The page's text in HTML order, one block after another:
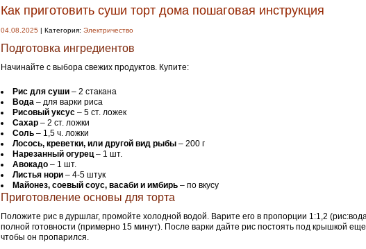
Как приготовить суши торт дома пошаговая инструкция
04.08.2025 | Категория: Электричество
Подготовка ингредиентов
Начинайте с выбора свежих продуктов. Купите:
Рис для суши – 2 стакана
Вода – для варки риса
Рисовый уксус – 5 ст. ложек
Сахар – 2 ст. ложки
Соль – 1,5 ч. ложки
Лосось, креветки, или другой вид рыбы – 200 г
Нарезанный огурец– 1 шт.
Авокадо – 1 шт.
Листья нори – 4-5 штук
Майонез, соевый соус, васаби и имбирь – по вкусу
Приготовление основы для торта
Положите рис в дуршлаг, промойте холодной водой. Варите его в пропорции 1:1,2
полной готовности (примерно 15 минут). После варки дайте рис постоять под крышкой
чтобы он пропарился.